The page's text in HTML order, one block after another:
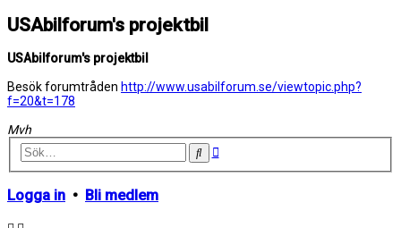
USAbilforum's projektbil
USAbilforum's projektbil
Besök forumtråden http://www.usabilforum.se/viewtopic.php?
f=20&t=178
Mvh
SökAvancerad
Logga in • Bli medlem